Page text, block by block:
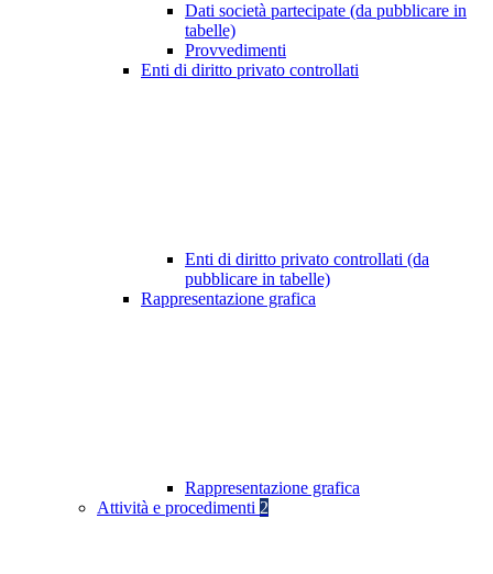
Dati società partecipate (da pubblicare in
tabelle)
Provvedimenti
Enti di diritto privato controllati
Enti di diritto privato controllati (da
pubblicare in tabelle)
Rappresentazione grafica
Rappresentazione grafica
Attività e procedimenti 2